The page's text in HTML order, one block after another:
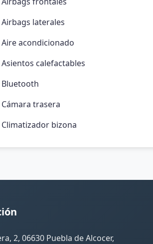
Airbags laterales
Aire acondicionado
Asientos calefactables
Bluetooth
Cámara trasera
Climatizador bizona
2, 06630 Puebla de Alcocer,